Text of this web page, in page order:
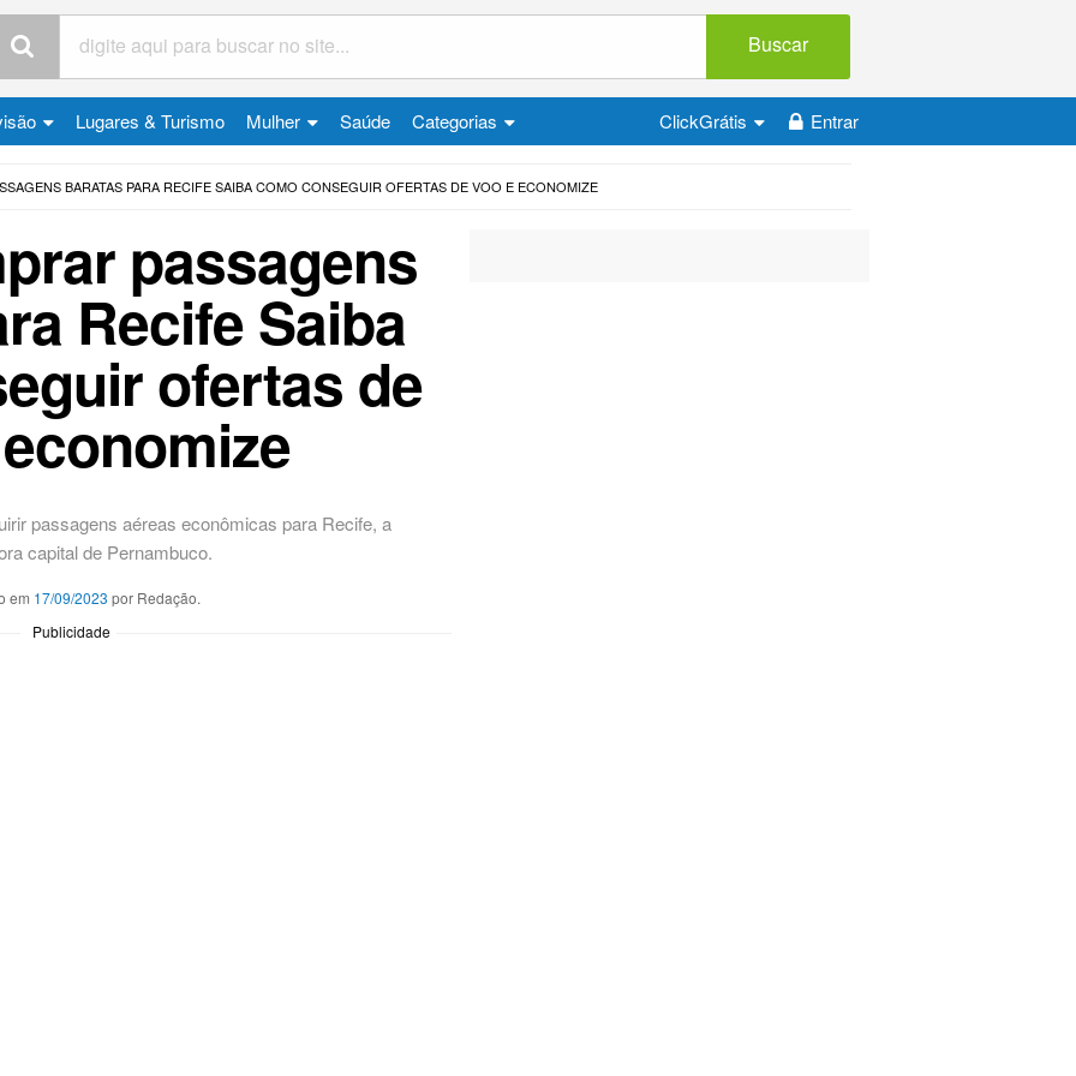
Buscar
Lugares & Turismo Mulher Saúde Categorias Entrar
ClickGrátis
BARATAS PARA RECIFE SAIBA COMO CONSEGUIR OFERTAS DE VOO E ECONOMIZE
passagens
Recife Saiba
ofertas de
passagens aéreas econômicas para Recife, a
capital de Pernambuco.
em 17/09/2023 por Redação.
Publicidade